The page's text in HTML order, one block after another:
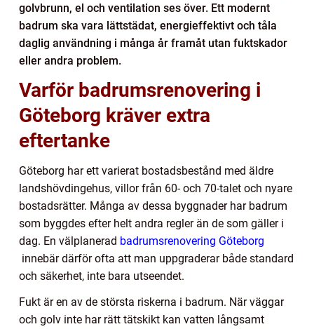
golvbrunn, el och ventilation ses över. Ett modernt
badrum ska vara lättstädat, energieffektivt och tåla
daglig användning i många år framåt utan fuktskador
eller andra problem.
Varför badrumsrenovering i
Göteborg kräver extra
eftertanke
Göteborg har ett varierat bostadsbestånd med äldre
landshövdingehus, villor från 60- och 70-talet och nyare
bostadsrätter. Många av dessa byggnader har badrum
som byggdes efter helt andra regler än de som gäller i
dag. En välplanerad badrumsrenovering Göteborg
innebär därför ofta att man uppgraderar både standard
och säkerhet, inte bara utseendet.
Fukt är en av de största riskerna i badrum. När väggar
och golv inte har rätt tätskikt kan vatten långsamt